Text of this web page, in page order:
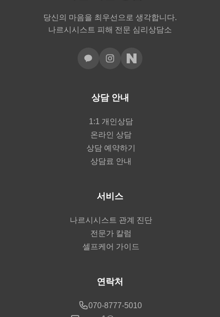
당신의 마음을 최우선으로 생각합니다.
나르시시스트 피해 전문 심리상담소
상담 안내
1:1 개인상담
온라인 상담
상담 예약하기
상담료 안내
서비스
나르시시스트 관계 진단
전문가 칼럼
셀프케어 가이드
연락처
070-8777-5010